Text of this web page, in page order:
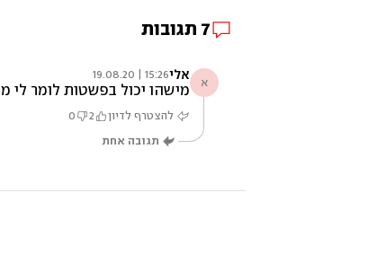
7 תגובות
א אלי15:26 | 19.08.20
מישהו יכול בפשטות לומר לי מה עלי לעשות כשכיר ? לא הבנתי כלו לא הבנתי
להצטרף לדיון 2
0
תגובה אחת